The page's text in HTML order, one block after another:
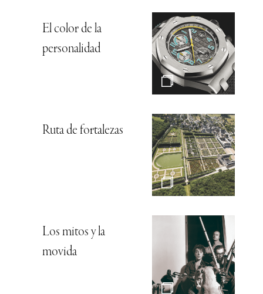
El color de la
personalidad
Ruta de fortalezas
Los mitos y la
movida